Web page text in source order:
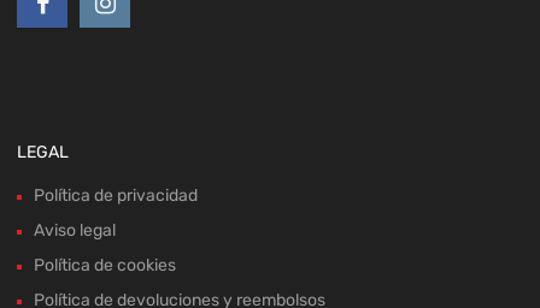
LEGAL
Política de privacidad
Aviso legal
Política de cookies
Política de devoluciones y reembolsos